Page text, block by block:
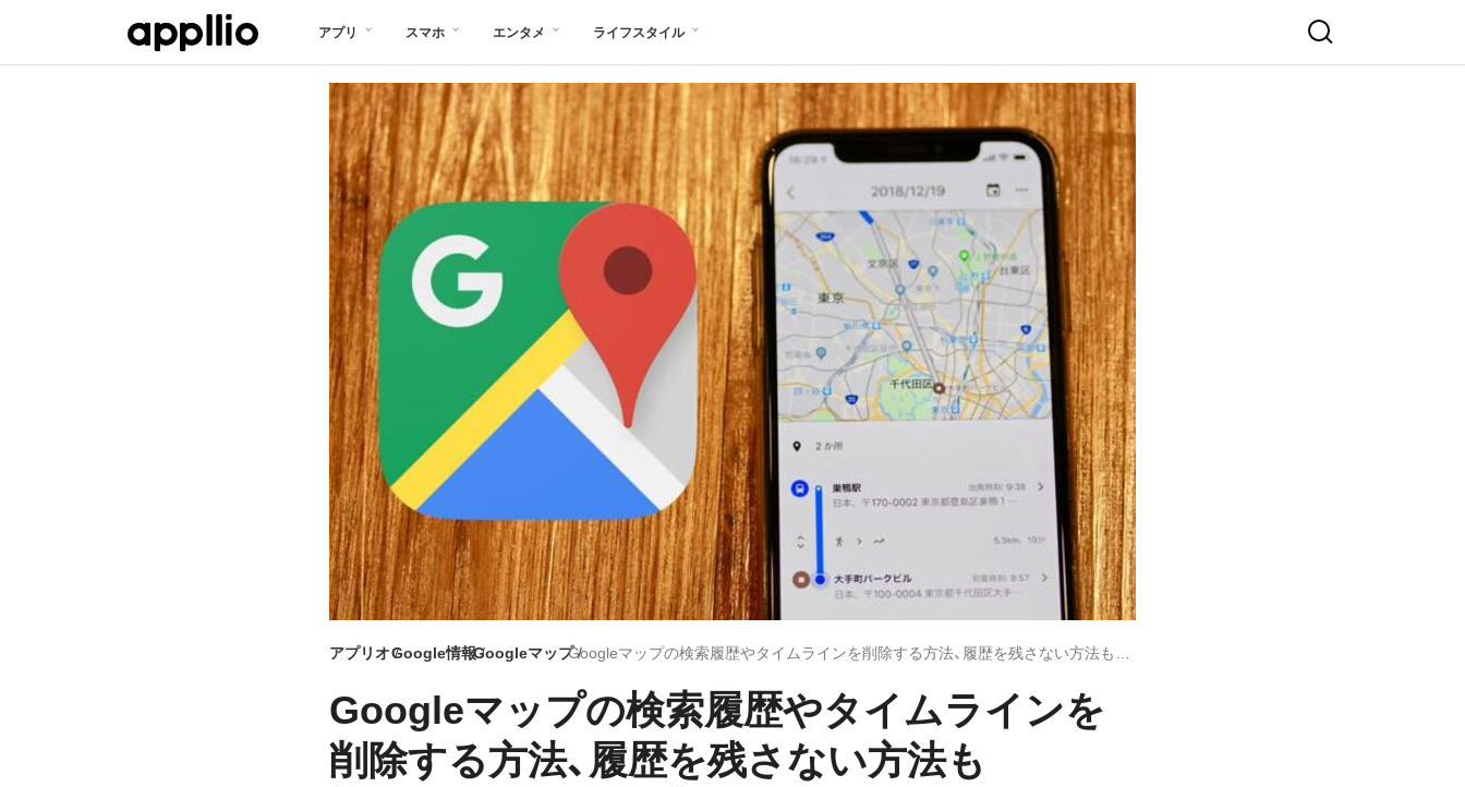
アプリ スマホ エンタメ ライフスタイル
アプリオGoogle情報Googleマップ
Googleマップの検索履歴やタイムラインを
削除する方法、履歴を残さない方法も